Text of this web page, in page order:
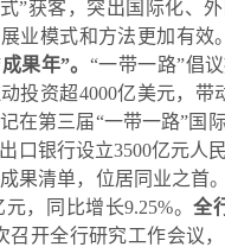
式”获客，突出国际化、
业模式和方法更加有效。
果年”。 “一带一路”倡
投资超4000亿美元，带
在第三届“一带一路”国
口银行设立3500亿元人
果清单，位居同业之首
元，同比增长9.25%。全
召开全行研究工作会议